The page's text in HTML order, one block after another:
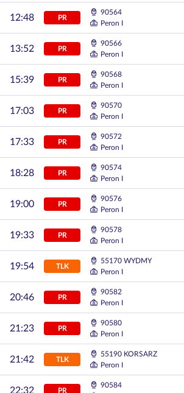
12:48 PR
90564
Peron I
13:52 PR
90566
Peron I
15:39 PR
90568
Peron I
17:03 PR
90570
Peron I
17:33 PR
90572
Peron I
18:28 PR
90574
Peron I
19:00 PR
90576
Peron I
19:33 PR
90578
Peron I
19:54 TLK
55170 WYDMY
Peron I
20:46 PR
90582
Peron I
21:23 PR
90580
Peron I
21:42 TLK
55190 KORSARZ
Peron I
22:32 PR
90584